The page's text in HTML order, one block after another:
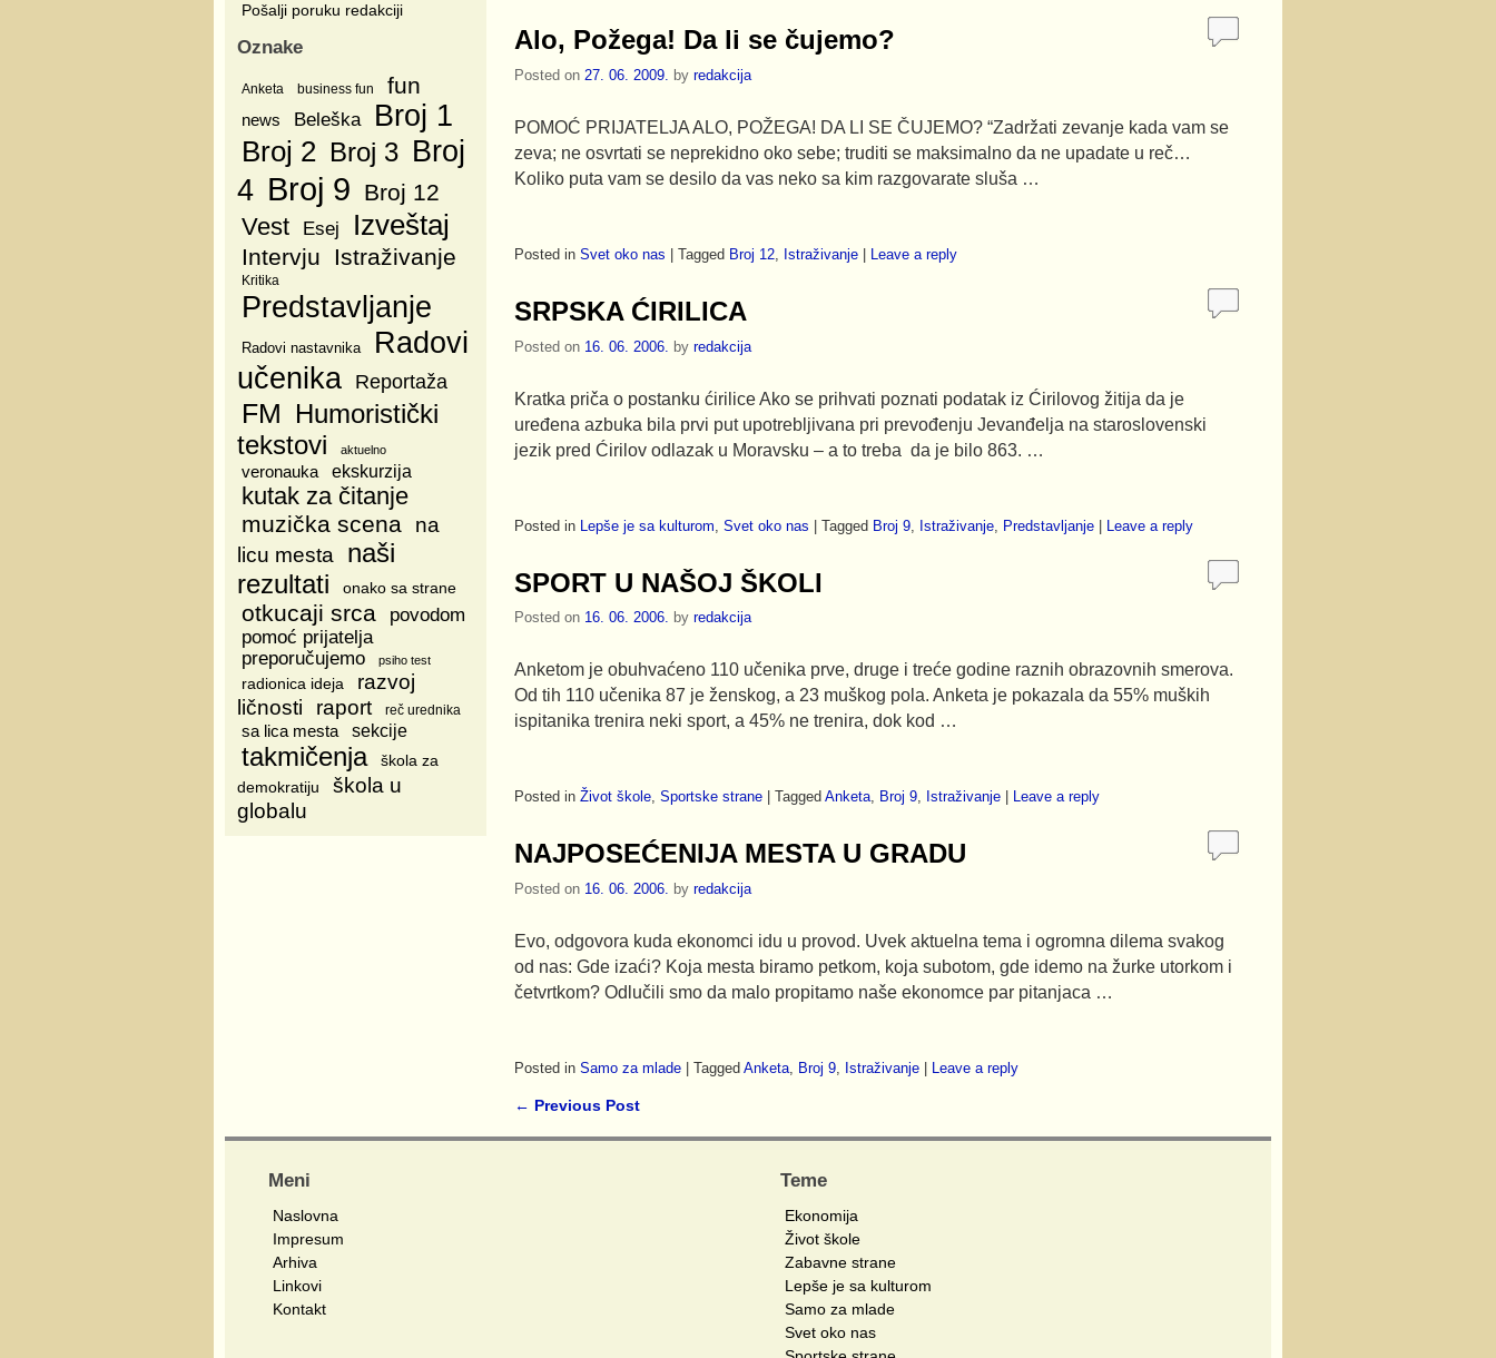
Pošalji poruku redakciji
Oznake
Anketa business fun fun
news Beleška
Broj 1
Broj 2 Broj 3 Broj
4 Broj 9 Broj 12
Vest Esej Izveštaj
Intervju Istraživanje
Kritika
Predstavljanje
Radovi nastavnika
Radovi
učenika
Reportaža
FM Humoristički
tekstovi
aktuelno
veronauka ekskurzija
kutak za čitanje
muzička scena
na
licu mesta
naši
rezultati
onako sa strane
otkucaji srca povodom
pomoć prijatelja
preporučujemo
psiho test
radionica ideja
razvoj
ličnosti
raport reč urednika
sa lica mesta sekcije
takmičenja
škola za
demokratiju
škola u
globalu
Alo, Požega! Da li se čujemo?
Posted on 27. 06. 2009. by redakcija
POMOĆ PRIJATELJA ALO, POŽEGA! DA LI SE ČUJEMO? “Zadržati zevanje kada vam se
zeva; ne osvrtati se neprekidno oko sebe; truditi se maksimalno da ne upadate u reč…
Koliko puta vam se desilo da vas neko sa kim razgovarate sluša …
Posted in Svet oko nas Tagged Broj 12, Istraživanje Leave a reply
SRPSKA ĆIRILICA
Posted on 16. 06. 2006. by redakcija
Kratka priča o postanku ćirilice Ako se prihvati poznati podatak iz Ćirilovog žitija da je
uređena azbuka bila prvi put upotrebljivana pri prevođenju Jevanđelja na staroslovenski
jezik pred Ćirilov odlazak u Moravsku – a to treba da je bilo 863. …
Posted in Lepše je sa kulturom Svet oko nas | Tagged Broj 9 Istraživanje Predstavljanje | Leave a reply
SPORT U NAŠOJ ŠKOLI
Posted on 16. 06. 2006. by redakcija
Anketom je obuhvaćeno 110 učenika prve, druge i treće godine raznih obrazovnih smerova.
Od tih 110 učenika 87 je ženskog, a 23 muškog pola. Anketa je pokazala da 55% muških
ispitanika trenira neki sport, a 45% ne trenira, dok kod …
Posted in Život škole, Sportske strane Tagged Anketa, Broj 9, Istraživanje Leave a reply
NAJPOSEĆENIJA MESTA U GRADU
Posted on 16. 06. 2006. by redakcija
Evo, odgovora kuda ekonomci idu u provod. Uvek aktuelna tema i ogromna dilema svakog
od nas: Gde izaći? Koja mesta biramo petkom, koja subotom, gde idemo na žurke utorkom i
četvrtkom? Odlučili smo da malo propitamo naše ekonomce par pitanjaca …
Posted in Samo za mlade Tagged Anketa Broj 9 Istraživanje Leave a reply
Post navigation
← Previous Post
Meni
Naslovna
Impresum
Arhiva
Linkovi
Kontakt
Teme
Ekonomija
Život škole
Zabavne strane
Lepše je sa kulturom
Samo za mlade
Svet oko nas